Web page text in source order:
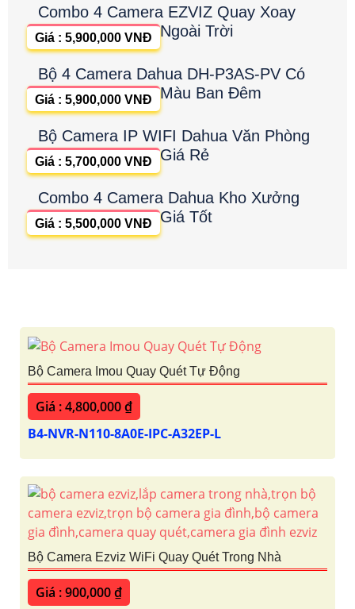
Combo 4 Camera EZVIZ Quay Xoay
Ngoài Trời
Giá : 5,900,000 VNĐ
Bộ 4 Camera Dahua DH-P3AS-PV Có
Màu Ban Đêm
Giá : 5,900,000 VNĐ
Bộ Camera IP WIFI Dahua Văn Phòng
Giá Rẻ
Giá : 5,700,000 VNĐ
Combo 4 Camera Dahua Kho Xưởng
Giá Tốt
Giá : 5,500,000 VNĐ
Bộ Camera Imou Quay Quét Tự Động
Giá : 4,800,000 ₫
B4-NVR-N110-8A0E-IPC-A32EP-L
Bộ Camera Ezviz WiFi Quay Quét Trong Nhà
Giá : 900,000 ₫